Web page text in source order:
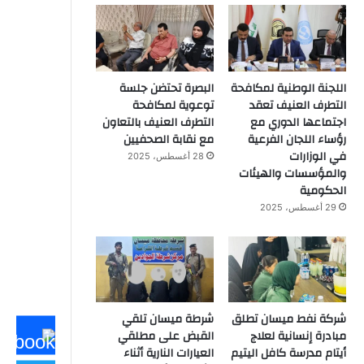
اللجنة الوطنية لمكافحة
التطرف العنيف تعقد
اجتماعها الدوري مع
رؤساء اللجان الفرعية
في الوزارات
والمؤسسات والهيئات
الحكومية
29 أغسطس، 2025
البصرة تحتضن جلسة
توعوية لمكافحة
التطرف العنيف بالتعاون
مع نقابة الصحفيين
28 أغسطس، 2025
شركة نفط ميسان تطلق
مبادرة إنسانية لعلاج
أيتام مدرسة كافل اليتيم
شرطة ميسان تلقي
القبض على مطلقي
العيارات النارية أثناء